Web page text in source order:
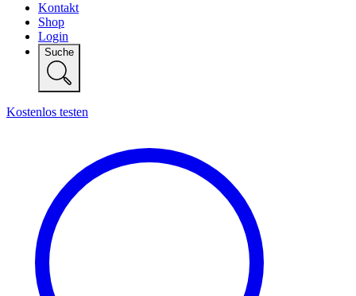
Kontakt
Shop
Login
Suche
Kostenlos testen